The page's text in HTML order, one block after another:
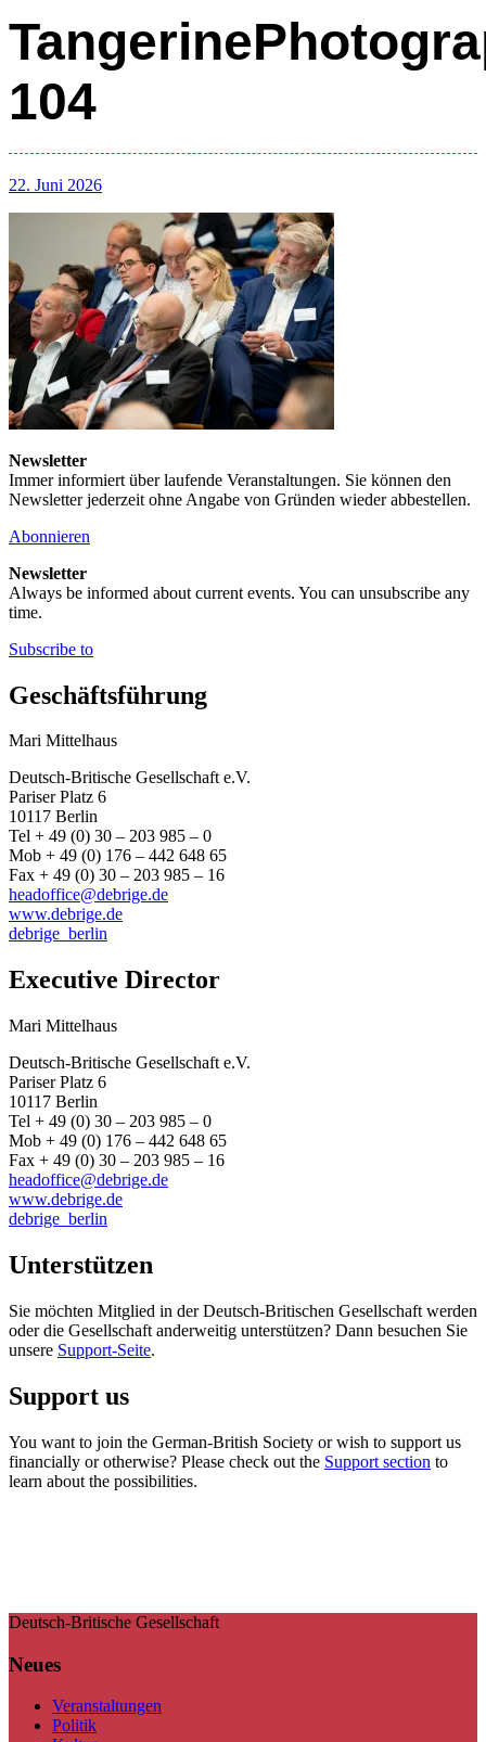
104
22. Juni 2026
Newsletter
Immer informiert über laufende Veranstaltungen. Sie können den
Newsletter jederzeit ohne Angabe von Gründen wieder abbestellen.
Abonnieren
Newsletter
Always be informed about current events. You can unsubscribe any
time.
Subscribe to
Geschäftsführung
Mari Mittelhaus
Deutsch-Britische Gesellschaft e.V.
Pariser Platz 6
10117 Berlin
Tel + 49 (0) 30 – 203 985 – 0
Mob + 49 (0) 176 – 442 648 65
Fax + 49 (0) 30 – 203 985 – 16
headoffice@debrige.de
www.debrige.de
debrige_berlin
Executive Director
Mari Mittelhaus
Deutsch-Britische Gesellschaft e.V.
Pariser Platz 6
10117 Berlin
Tel + 49 (0) 30 – 203 985 – 0
Mob + 49 (0) 176 – 442 648 65
Fax + 49 (0) 30 – 203 985 – 16
headoffice@debrige.de
www.debrige.de
debrige_berlin
Unterstützen
Sie möchten Mitglied in der Deutsch-Britischen Gesellschaft werden
oder die Gesellschaft anderweitig unterstützen? Dann besuchen Sie
unsere Support-Seite.
Support us
You want to join the German-British Society or wish to support us
financially or otherwise? Please check out the Support section to
learn about the possibilities.
Deutsch-Britische Gesellschaft
Neues
Veranstaltungen
Politik